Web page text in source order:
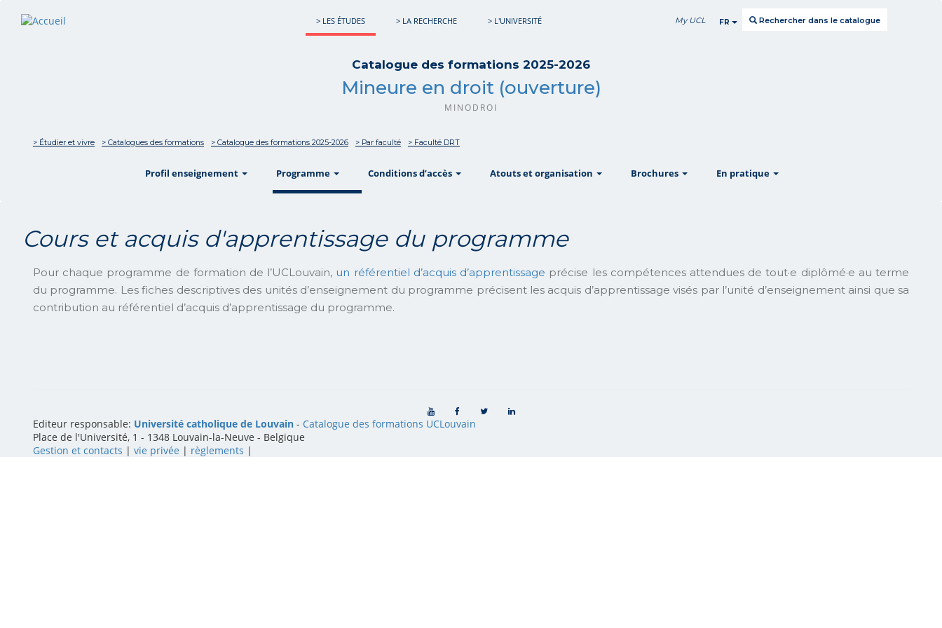
> LES ÉTUDES > LA RECHERCHE > L'UNIVERSITÉ My UCL FR Rechercher dans le catalogue
Catalogue des formations 2025-2026
Mineure en droit (ouverture)
MINODROI
> Étudier et vivre > Catalogues des formations > Catalogue des formations 2025-2026 > Par faculté > Faculté DRT
Profil enseignement Programme showConditions d’accès showAtouts et organisation Brochures En pratique
Cours et acquis d'apprentissage du programme
Pour chaque programme de formation de l’UCLouvain, un référentiel d’acquis d’apprentissage précise les compétences attendues de tout·e diplômé·e au terme
du programme. Les fiches descriptives des unités d’enseignement du programme précisent les acquis d’apprentissage visés par l’unité d’enseignement ainsi que sa
contribution au référentiel d’acquis d’apprentissage du programme.
Editeur responsable: Université catholique de Louvain - Catalogue des formations UCLouvain
Place de l'Université, 1 - 1348 Louvain-la-Neuve - Belgique
Gestion et contacts | vie privée | règlements |